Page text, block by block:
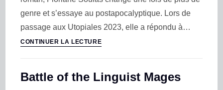
genre et s’essaye au postapocalyptique. Lors de
passage aux Utopiales 2023, elle a répondu à…
CONTINUER LA LECTURE
Battle of the Linguist Mages